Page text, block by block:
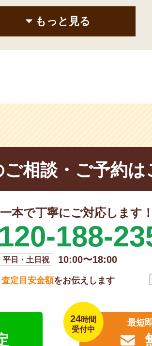
もっと見る
ご相談・ご予約は
本で丁寧にご対応します！
188-
平日・土日祝 10:00〜18:00
最短
24時間
受付中
査定目安金額をお伝えします